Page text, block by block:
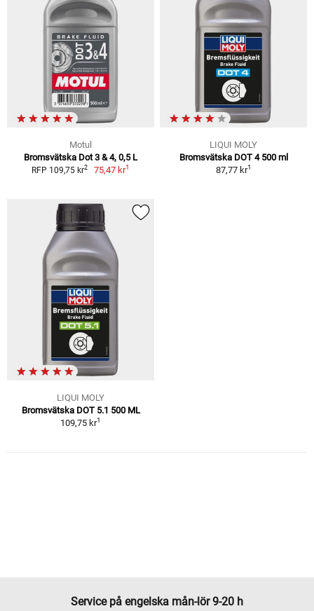
Motul
Bromsvätska Dot 3 & 4, 0,5 L
RFP 109,75 kr2 75,47 kr1
LIQUI MOLY
Bromsvätska DOT 4 500 ml
87,77 kr1
LIQUI MOLY
Bromsvätska DOT 5.1 500 ML
109,75 kr1
Service på engelska mån-lör 9-20 h